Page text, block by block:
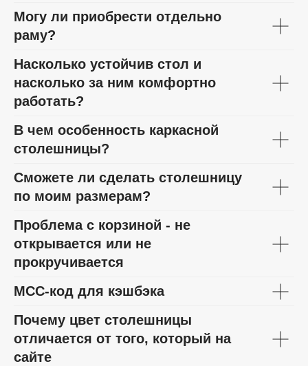
Могу ли приобрести отдельно
раму?
Насколько устойчив стол и
насколько за ним комфортно
работать?
В чем особенность каркасной
столешницы?
Сможете ли сделать столешницу
по моим размерам?
Проблема с корзиной - не
открывается или не
прокручивается
МСС-код для кэшбэка
Почему цвет столешницы
отличается от того, который на
сайте